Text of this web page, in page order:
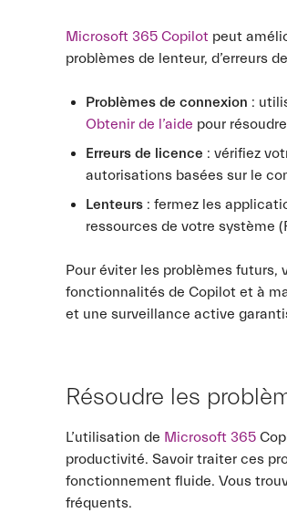
Microsoft 365 Copilot peut
problèmes de lenteur, d’erreurs
Problèmes de connexion :
Obtenir de l’aide pour
Erreurs de licence : vérifiez
autorisations basées sur le
Lenteurs : fermez les
ressources de votre système
Pour éviter les problèmes futurs,
fonctionnalités de Copilot et à
et une surveillance active
Résoudre les
L’utilisation de Microsoft 365
productivité. Savoir traiter ces
fonctionnement fluide. Vous
fréquents.